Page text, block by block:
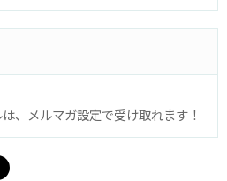
、メルマガ設定で受け取れます！